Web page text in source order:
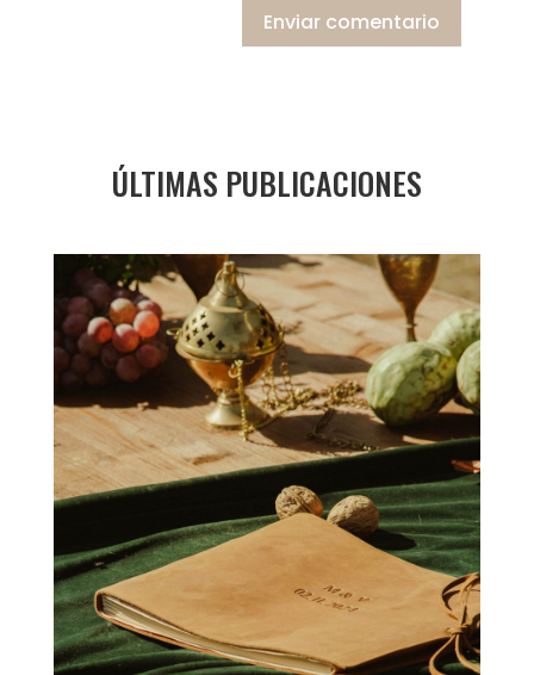
Enviar comentario
ÚLTIMAS PUBLICACIONES